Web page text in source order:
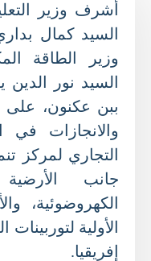
أشرف وزير
السيد كمال
وزير الطاقة
ببن عكنون،
والانجازات في
التجاري لمركز
جانب الأرضية
الكهروضوئية،
الأولية
إفريقيا.